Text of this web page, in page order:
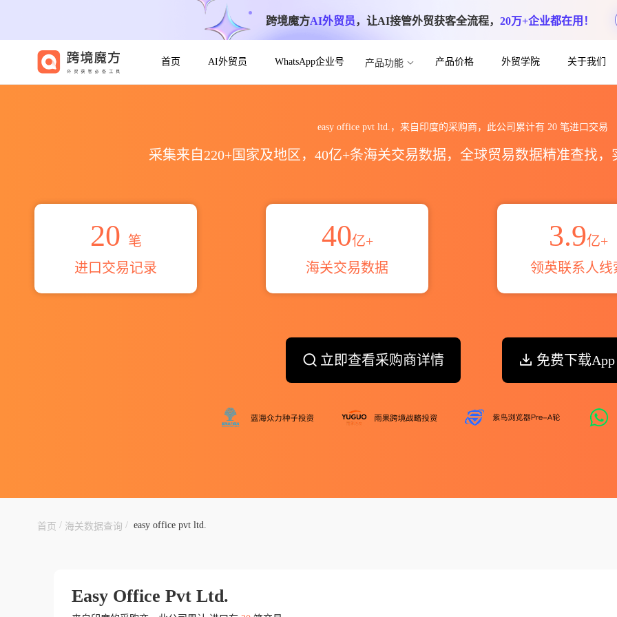
跨境魔方AI外贸员，让AI接管外贸获客全流程， 20万+企业都在用！
首页 AI外贸员 WhatsApp企业号 产品功能 产品价格 外贸学院 关于我们
easy office pvt ltd.，来自印度的采购商，此公司累计有 20 笔进口交易
采集来自220+国家及地区，40亿+条海关交易数据，全球贸易数据精准查找
20 笔
进口交易记录
40亿+
海关交易数据
3.9亿+
领英联系人线
立即查看采购商详情 免费下载App
首页 / 海关数据查询 / easy office pvt ltd.
Easy Office Pvt Ltd.